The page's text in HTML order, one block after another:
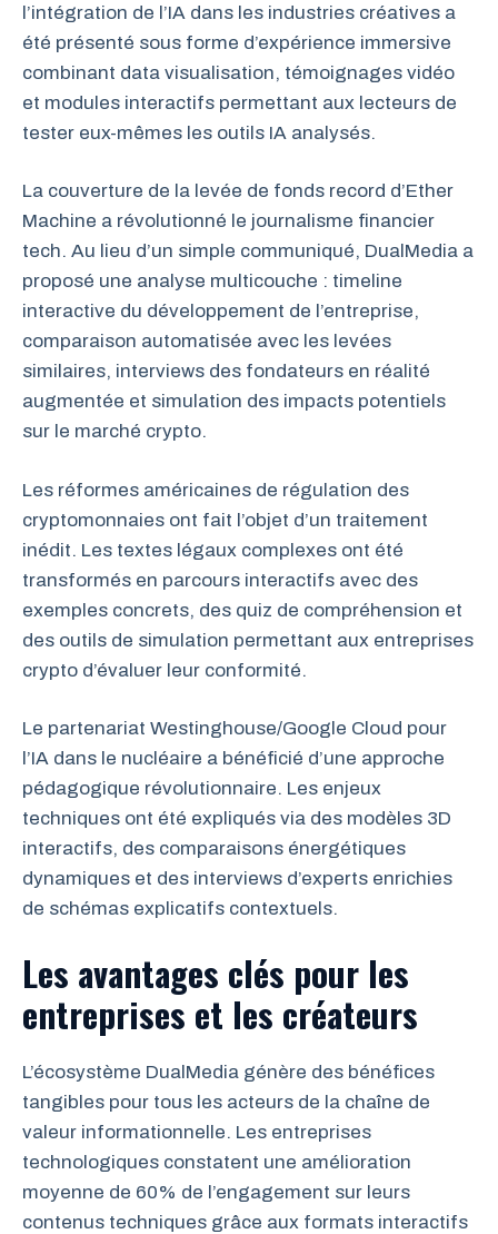
l’intégration de l’IA dans les industries créatives a
été présenté sous forme d’expérience immersive
combinant data visualisation, témoignages vidéo
et modules interactifs permettant aux lecteurs de
tester eux-mêmes les outils IA analysés.
La couverture de la levée de fonds record d’Ether
Machine a révolutionné le journalisme financier
tech. Au lieu d’un simple communiqué, DualMedia a
proposé une analyse multicouche : timeline
interactive du développement de l’entreprise,
comparaison automatisée avec les levées
similaires, interviews des fondateurs en réalité
augmentée et simulation des impacts potentiels
sur le marché crypto.
Les réformes américaines de régulation des
cryptomonnaies ont fait l’objet d’un traitement
inédit. Les textes légaux complexes ont été
transformés en parcours interactifs avec des
exemples concrets, des quiz de compréhension et
des outils de simulation permettant aux entreprises
crypto d’évaluer leur conformité.
Le partenariat Westinghouse/Google Cloud pour
l’IA dans le nucléaire a bénéficié d’une approche
pédagogique révolutionnaire. Les enjeux
techniques ont été expliqués via des modèles 3D
interactifs, des comparaisons énergétiques
dynamiques et des interviews d’experts enrichies
de schémas explicatifs contextuels.
Les avantages clés pour les
entreprises et les créateurs
L’écosystème DualMedia génère des bénéfices
tangibles pour tous les acteurs de la chaîne de
valeur informationnelle. Les entreprises
technologiques constatent une amélioration
moyenne de 60% de l’engagement sur leurs
contenus techniques grâce aux formats interactifs